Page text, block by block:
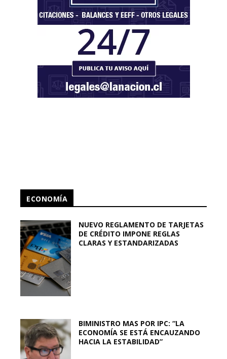
ECONOMÍA
NUEVO REGLAMENTO DE TARJETAS
DE CRÉDITO IMPONE REGLAS
CLARAS Y ESTANDARIZADAS
BIMINISTRO MAS POR IPC: “LA
ECONOMÍA SE ESTÁ ENCAUZANDO
HACIA LA ESTABILIDAD”